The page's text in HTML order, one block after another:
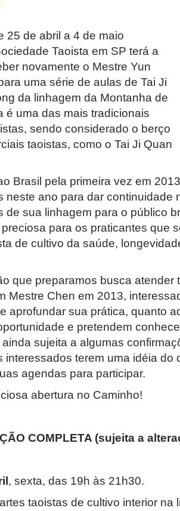
25 de abril a 4 de maio
Taoista em SP terá a
novamente o Mestre Yun
uma série de aulas de Tai Ji
da linhagem da Montanha de
é uma das mais tradicionais
sendo considerado o berço
taoistas, como o Tai Ji Quan
Brasil pela primeira vez em
neste ano para dar continuidade
de sua linhagem para o público
para os praticantes que
de cultivo da saúde,
que preparamos busca atender
Mestre Chen em 2013,
aprofundar sua prática, quanto
e pretendem
sujeita a algumas
interessados terem uma idéia do
agendas para participar.
abertura no Caminho!
COMPLETA (sujeita a
, sexta, das 19h às 21h30.
taoistas de cultivo interior na